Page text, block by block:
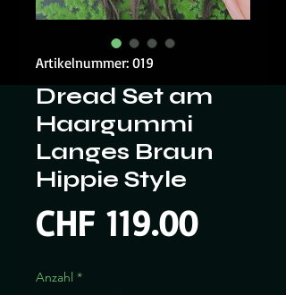
Artikelnummer: 019
Dread Set am
Haargummi
Langes Braun
Hippie Style
CHF 119.00Preis
Anzahl *